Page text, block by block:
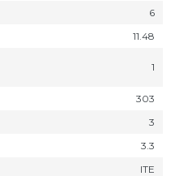
6
11.48
1
303
3
3.3
ITE